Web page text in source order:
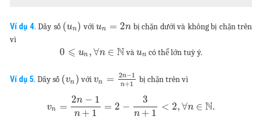
Ví dụ 4.Dãy số (un) vớiun = 2n bị chặn dưới và không bị chặn trên
vì
0 ⩽ un , ∀n ∈ Nvàun có thể lớn tuỳ ý.
Ví dụ 5. Dãy số (vn ) vớivn = 2n−1
n+1 bị chặn trên vì
vn =
2n − 1
n + 1
= 2 −
3
n + 1
< 2, ∀n ∈ N.